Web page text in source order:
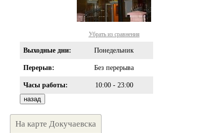
Убрать из сравнения
Выходные дни: Понедельник
Перерыв: Без перерыва
Часы работы: 10:00 - 23:00
На карте Докучаевска